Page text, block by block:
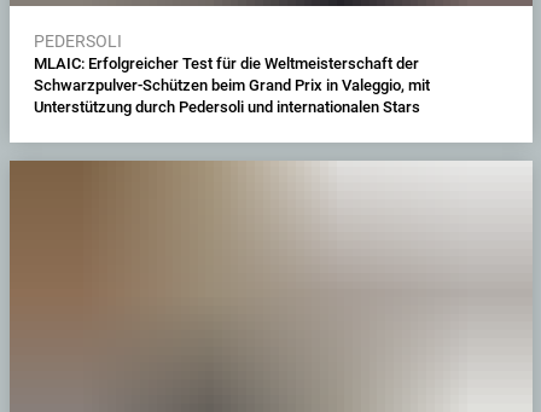
PEDERSOLI
MLAIC: Erfolgreicher Test für die Weltmeisterschaft der
Schwarzpulver-Schützen beim Grand Prix in Valeggio, mit
Unterstützung durch Pedersoli und internationalen Stars